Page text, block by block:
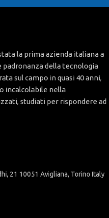
la prima azienda italiana a
padronanza della tecnologia
sul campo in quasi 40 anni,
incalcolabile nella
studiati per rispondere ad
21 10051 Avigliana, Torino Italy